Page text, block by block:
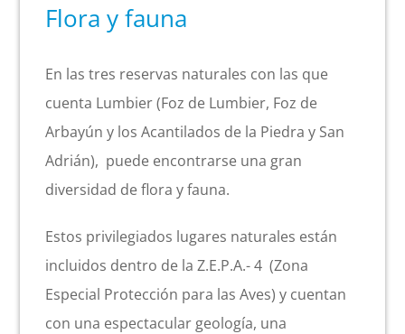
La villa
Turismo
Actividad económica
Actualidad
Manc. Servicios Sociales
Contacto
Flora y fauna
En las tres reservas naturales con las que
cuenta Lumbier (Foz de Lumbier, Foz de
Arbayún y los Acantilados de la Piedra y San
Adrián), puede encontrarse una gran
diversidad de flora y fauna.
Estos privilegiados lugares naturales están
incluidos dentro de la Z.E.P.A.- 4 (Zona
Especial Protección para las Aves) y cuentan
con una espectacular geología, una